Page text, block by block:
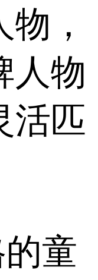
，
人物
活匹
童